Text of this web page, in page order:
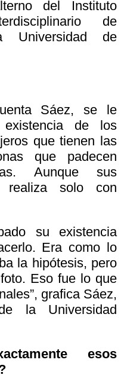
del Instituto
de
Universidad de
Sáez, se le
de los
que tienen las
que padecen
Aunque sus
realiza solo con
su existencia
Era como lo
la hipótesis, pero
Eso fue lo que
grafica Sáez,
la Universidad
esos